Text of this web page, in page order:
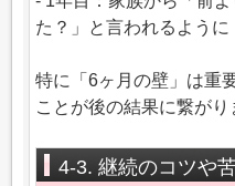
た？」と言われるように
特に「6ヶ月の壁」は重
ことが後の結果に繋がり
4-3. 継続のコツや